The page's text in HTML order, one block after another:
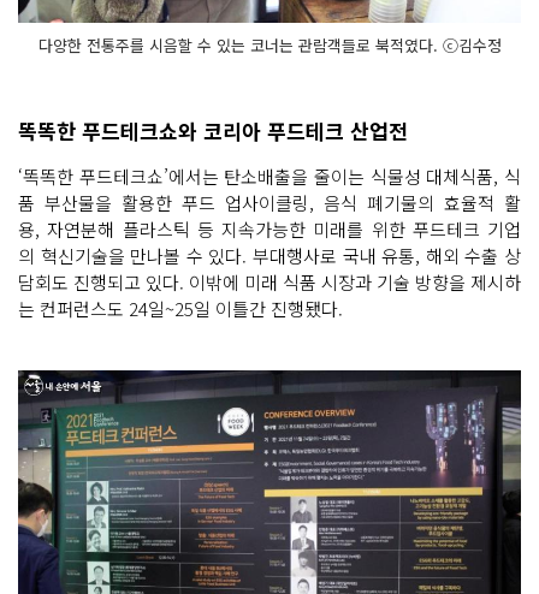
다양한 전통주를 시음할 수 있는 코너는 관람객들로 북적였다. ⓒ김수정
똑똑한 푸드테크쇼와 코리아 푸드테크 산업전
‘똑똑한 푸드테크쇼’에서는 탄소배출을 줄이는 식물성 대체식품, 식
품 부산물을 활용한 푸드 업사이클링, 음식 폐기물의 효율적 활
용, 자연분해 플라스틱 등 지속가능한 미래를 위한 푸드테크 기업
의 혁신기술을 만나볼 수 있다. 부대행사로 국내 유통, 해외 수출 상
담회도 진행되고 있다. 이밖에 미래 식품 시장과 기술 방향을 제시하
는 컨퍼런스도 24일~25일 이틀간 진행됐다.